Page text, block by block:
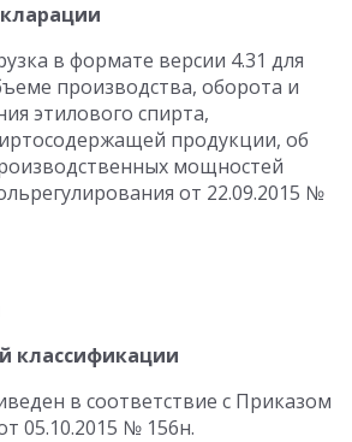
в формате версии 4.31 для
производства, оборота и
этилового спирта,
продукции, об
мощностей
от 22.09.2015 №
классификации
в соответствие с Приказом
05.10.2015 № 156н.